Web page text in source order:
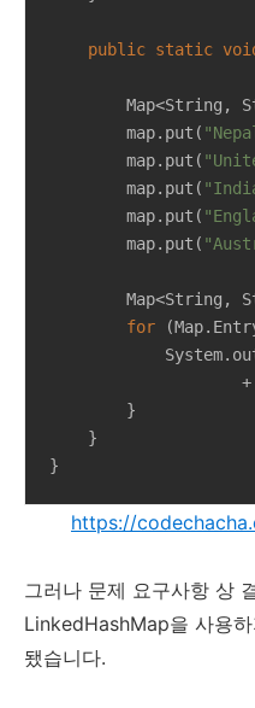
public static
Map<String,
map.put(
map.put(
map.put(
map.put(
map.put(
Map<String,
for
+
}
}
}
https://
그러나 문제 요구사항 상
LinkedHashMap을 사용
됐습니다.